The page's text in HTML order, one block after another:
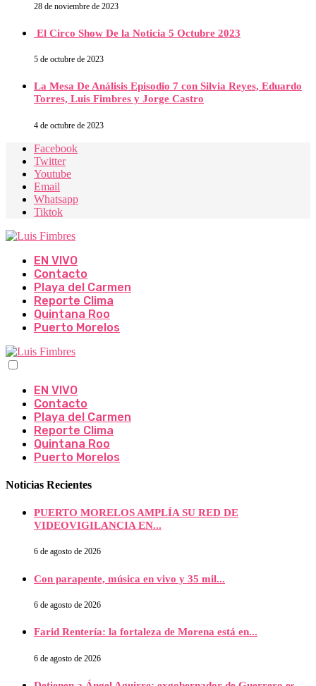
28 de noviembre de 2023
El Circo Show De la Noticia 5 Octubre 2023
5 de octubre de 2023
La Mesa De Análisis Episodio 7 con Silvia Reyes, Eduardo
Torres, Luis Fimbres y Jorge Castro
4 de octubre de 2023
Facebook
Twitter
Youtube
Email
Whatsapp
Tiktok
EN VIVO
Contacto
Playa del Carmen
Reporte Clima
Quintana Roo
Puerto Morelos
EN VIVO
Contacto
Playa del Carmen
Reporte Clima
Quintana Roo
Puerto Morelos
Noticias Recientes
PUERTO MORELOS AMPLÍA SU RED DE
VIDEOVIGILANCIA EN...
6 de agosto de 2026
Con parapente, música en vivo y 35 mil...
6 de agosto de 2026
Farid Rentería: la fortaleza de Morena está en...
6 de agosto de 2026